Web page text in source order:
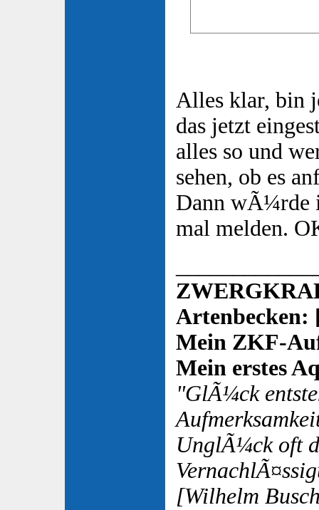
Alles klar, bin
das jetzt
alles so und
sehen, ob es
Dann wÃ¼rde
mal melden.
Artenbecken:
Mein ZKF-
Mein erstes
"GlÃ¼ck
UnglÃ¼ck oft
[Wilhelm